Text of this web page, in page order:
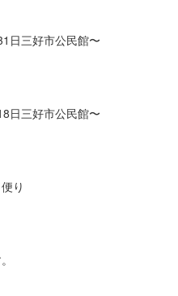
日三好市公民館〜
日三好市公民館〜
り